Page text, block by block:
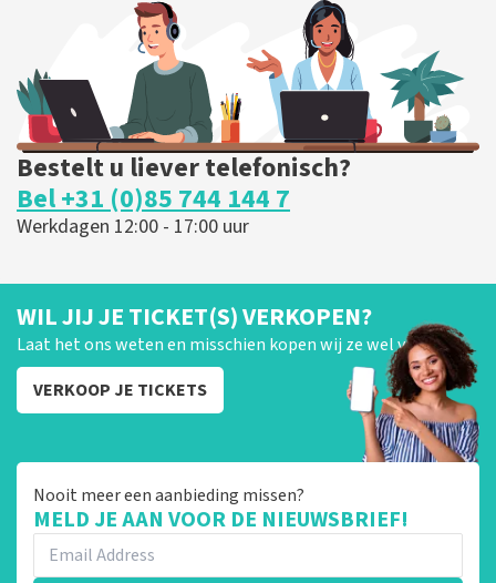
BESTEL NU
Bestelt u liever telefonisch?
Bel +31 (0)85 744 144 7
Werkdagen 12:00 - 17:00 uur
WIL JIJ JE TICKET(S) VERKOPEN?
Laat het ons weten en misschien kopen wij ze wel van je!
VERKOOP JE TICKETS
Nooit meer een aanbieding missen?
MELD JE AAN VOOR DE NIEUWSBRIEF!